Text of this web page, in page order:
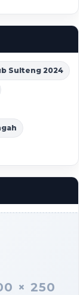
Sulteng 2024
× 250